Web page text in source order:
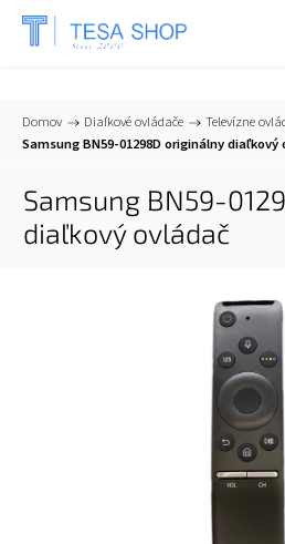
📞+421 903 553 805
Domov / Diaľkové ovládače / Televízne
Samsung BN59-01298D originálny diaľkový
Samsung BN59-
diaľkový ovládač